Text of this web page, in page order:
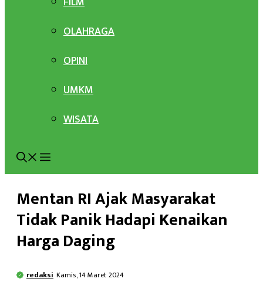
OLAHRAGA
OPINI
UMKM
WISATA
Mentan RI Ajak Masyarakat
Tidak Panik Hadapi Kenaikan
Harga Daging
redaksi Kamis, 14 Maret 2024